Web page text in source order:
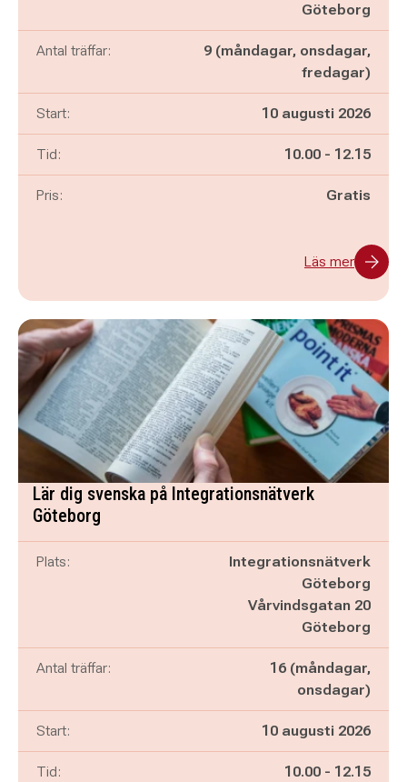
Göteborg
Antal träffar:
9 (måndagar, onsdagar,
fredagar)
Start: 10 augusti 2026
Tid: Pågår mellan
10.00 - och
12.15
Pris: Gratis
Läs mer
Lär dig svenska på Integrationsnätverk
Göteborg
Plats:
Integrationsnätverk
Göteborg
Vårvindsgatan 20
Göteborg
Antal träffar:
16 (måndagar,
onsdagar)
Start: 10 augusti 2026
Tid: Pågår mellan
10.00 - och
12.15